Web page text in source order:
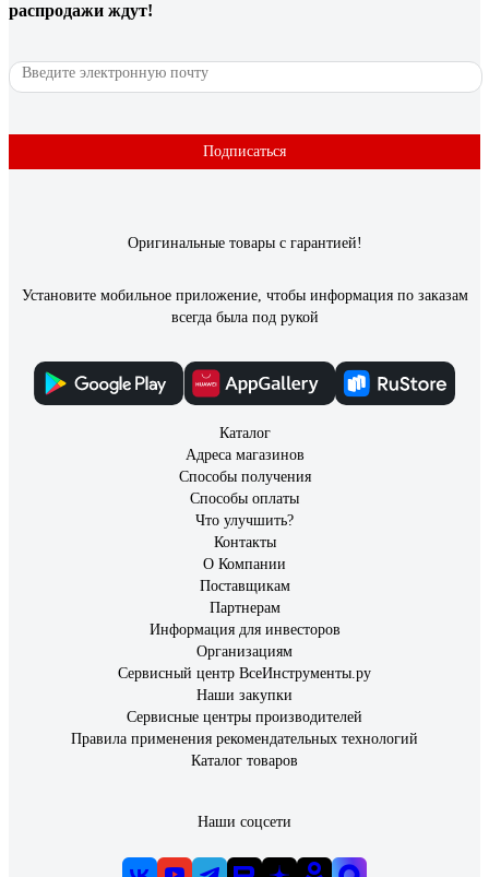
Отзыв о Тара.ру 13956
Роман В. 21.06.2024
распродажи ждут!
Подписаться
Оригинальные товары с гарантией!
Установите мобильное приложение, чтобы информация по заказам
всегда была под рукой
Каталог
Адреса магазинов
Способы получения
Способы оплаты
Что улучшить?
Контакты
О Компании
Поставщикам
Партнерам
Информация для инвесторов
Организациям
Сервисный центр ВсеИнструменты.ру
Наши закупки
Сервисные центры производителей
Правила применения рекомендательных технологий
Каталог товаров
Наши соцсети